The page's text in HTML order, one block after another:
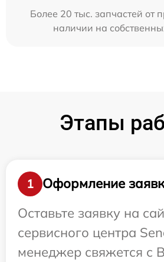
Более 20 тыс. запчастей от
наличии на
Этапы
1
Оформление
Оставьте заявку на
сервисного центра
менеджер свяжется с